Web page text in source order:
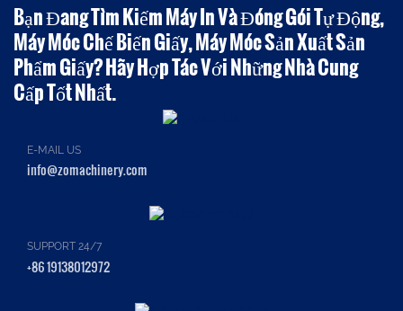
Bạn Đang Tìm Kiếm Máy In Và Đóng Gói Tự Động,
Máy Móc Chế Biến Giấy, Máy Móc Sản Xuất Sản
Phẩm Giấy? Hãy Hợp Tác Với Những Nhà Cung
Cấp Tốt Nhất.
E-MAIL US
info@zomachinery.com
SUPPORT 24/7
+86 19138012972